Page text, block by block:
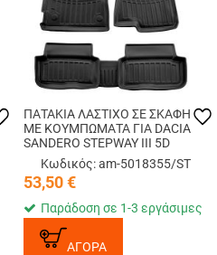
ΠΑΤΑΚΙA ΛΑΣΤΙΧΟ ΣΕ ΣΚΑΦΗ
ME KOYMΠΩΜΑΤΑ ΓΙΑ DACIA
SANDERO STEPWAY III 5D
2020+ RACE AXION - 5 Τεμ.
Κωδικός: am-5018355/ST
53,50€
Παράδοση σε 1-3 εργάσιμες
ΑΓΟΡΑ